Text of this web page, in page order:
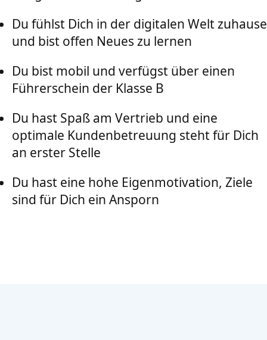
Du fühlst Dich in der digitalen Welt zuhause
und bist offen Neues zu lernen
Du bist mobil und verfügst über einen
Führerschein der Klasse B
Du hast Spaß am Vertrieb und eine
optimale Kundenbetreuung steht für Dich
an erster Stelle
Du hast eine hohe Eigenmotivation, Ziele
sind für Dich ein Ansporn